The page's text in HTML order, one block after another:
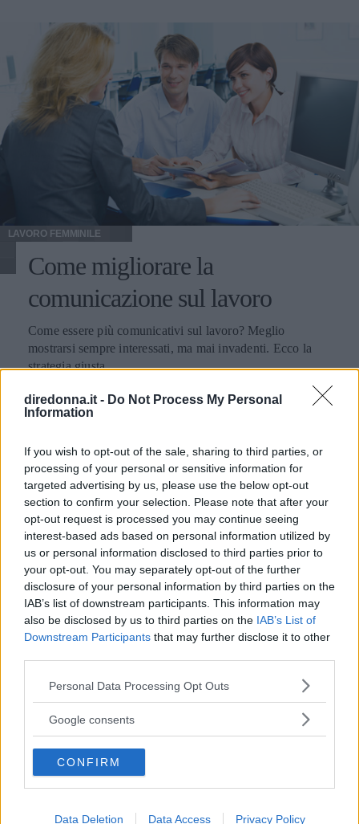
diredonna.it - Do Not Process My Personal
Information
If you wish to opt-out of the sale, sharing to third parties, or
processing of your personal or sensitive information for
targeted advertising by us, please use the below opt-out
section to confirm your selection. Please note that after your
opt-out request is processed you may continue seeing
interest-based ads based on personal information utilized by
us or personal information disclosed to third parties prior to
your opt-out. You may separately opt-out of the further
disclosure of your personal information by third parties on the
IAB’s list of downstream participants. This information may
also be disclosed by us to third parties on the IAB’s List of
Downstream Participants that may further disclose it to other
Please note that this website/app uses one or more Google
not limited to your visit or usage behaviour. You may click to
use your data for below specified purposes in below Google
consent section.
Personal Data Processing Opt Outs
Google consents
CONFIRM
Data Deletion Data Access Privacy Policy
LAVORO FEMMINILE
Come migliorare la
comunicazione sul lavoro
Come essere più comunicativi sul lavoro? Meglio
mostrarsi sempre interessati, ma mai invadenti. Ecco la
strategia giusta.
LAVORO FEMMINILE
Quali sono le qualità più
apprezzate sul lavoro?
Quali capacità aiutano a fare carriera? Ecco le qualità più
apprezzate, dal problem solving alla creatività, fino